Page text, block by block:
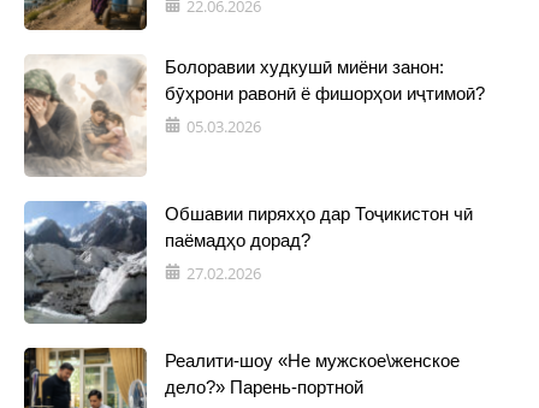
22.06.2026
Болоравии худкушӣ миёни занон:
бӯҳрони равонӣ ё фишорҳои иҷтимоӣ?
05.03.2026
Обшавии пиряхҳо дар Тоҷикистон чӣ
паёмадҳо дорад?
27.02.2026
Реалити-шоу «Не мужское\женское
дело?» Парень-портной